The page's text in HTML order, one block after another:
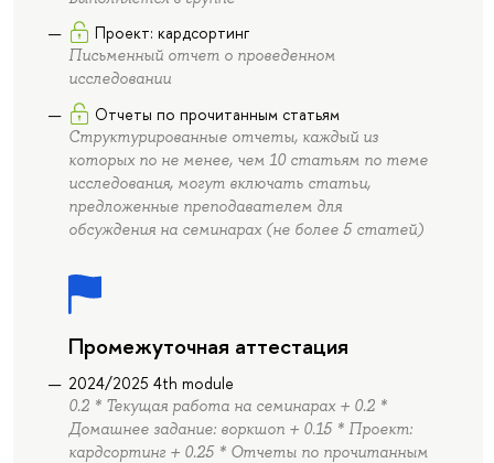
Проект: кардсортинг
Письменный отчет о проведенном
исследовании
Отчеты по прочитанным статьям
Структурированные отчеты, каждый из
которых по не менее, чем 10 статьям по теме
исследования, могут включать статьи,
предложенные преподавателем для
обсуждения на семинарах (не более 5 статей)
Промежуточная аттестация
2024/2025 4th module
0.2 * Текущая работа на семинарах + 0.2 *
Домашнее задание: воркшоп + 0.15 * Проект:
кардсортинг + 0.25 * Отчеты по прочитанным